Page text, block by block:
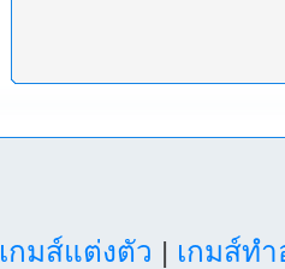
เกมส์แต่งตัว | เกมส์ท